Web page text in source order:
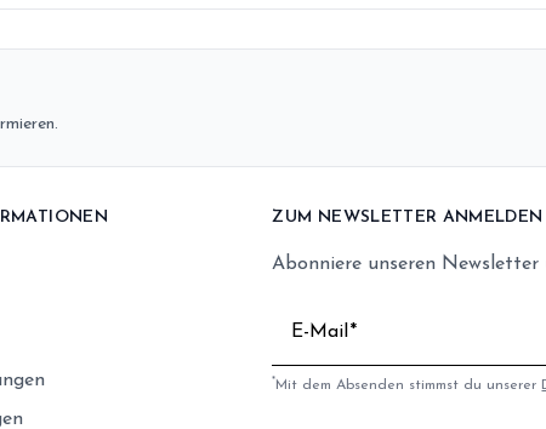
ZUM NEWSLETTER ANMELDEN
Abonniere unseren
E-Mail
*Mit dem Absenden stimmst du unserer